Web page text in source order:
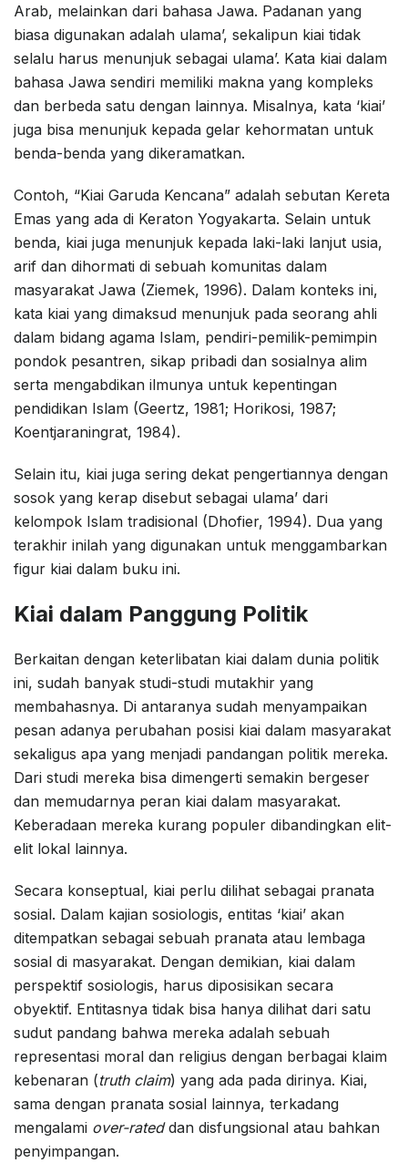
Arab, melainkan dari bahasa Jawa. Padanan yang
biasa digunakan adalah ulama’, sekalipun kiai tidak
selalu harus menunjuk sebagai ulama’. Kata kiai dalam
bahasa Jawa sendiri memiliki makna yang kompleks
dan berbeda satu dengan lainnya. Misalnya, kata ‘kiai’
juga bisa menunjuk kepada gelar kehormatan untuk
benda-benda yang dikeramatkan.
Contoh, “Kiai Garuda Kencana” adalah sebutan Kereta
Emas yang ada di Keraton Yogyakarta. Selain untuk
benda, kiai juga menunjuk kepada laki-laki lanjut usia,
arif dan dihormati di sebuah komunitas dalam
masyarakat Jawa (Ziemek, 1996). Dalam konteks ini,
kata kiai yang dimaksud menunjuk pada seorang ahli
dalam bidang agama Islam, pendiri-pemilik-pemimpin
pondok pesantren, sikap pribadi dan sosialnya alim
serta mengabdikan ilmunya untuk kepentingan
pendidikan Islam (Geertz, 1981; Horikosi, 1987;
Koentjaraningrat, 1984).
Selain itu, kiai juga sering dekat pengertiannya dengan
sosok yang kerap disebut sebagai ulama’ dari
kelompok Islam tradisional (Dhofier, 1994). Dua yang
terakhir inilah yang digunakan untuk menggambarkan
figur kiai dalam buku ini.
Kiai dalam Panggung Politik
Berkaitan dengan keterlibatan kiai dalam dunia politik
ini, sudah banyak studi-studi mutakhir yang
membahasnya. Di antaranya sudah menyampaikan
pesan adanya perubahan posisi kiai dalam masyarakat
sekaligus apa yang menjadi pandangan politik mereka.
Dari studi mereka bisa dimengerti semakin bergeser
dan memudarnya peran kiai dalam masyarakat.
Keberadaan mereka kurang populer dibandingkan elit-
elit lokal lainnya.
Secara konseptual, kiai perlu dilihat sebagai pranata
sosial. Dalam kajian sosiologis, entitas ‘kiai’ akan
ditempatkan sebagai sebuah pranata atau lembaga
sosial di masyarakat. Dengan demikian, kiai dalam
perspektif sosiologis, harus diposisikan secara
obyektif. Entitasnya tidak bisa hanya dilihat dari satu
sudut pandang bahwa mereka adalah sebuah
representasi moral dan religius dengan berbagai klaim
kebenaran (truth claim) yang ada pada dirinya. Kiai,
sama dengan pranata sosial lainnya, terkadang
mengalami over-rateddan disfungsional atau bahkan
penyimpangan.